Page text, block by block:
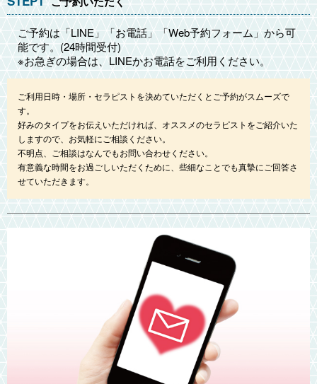
ご予約は「LINE」「お電話」「Web予約フォーム」から可
能です。(24時間受付)
※お急ぎの場合は、LINEかお電話をご利用ください。
ご利用日時・場所・セラピストを決めていただくとご予約がスムーズで
す。
好みのタイプをお伝えいただければ、オススメのセラピストをご紹介いた
しますので、お気軽にご相談ください。
不明点、ご相談はなんでもお問い合わせください。
有意義な時間をお過ごしいただくために、些細なことでも真摯にご回答さ
せていただきます。